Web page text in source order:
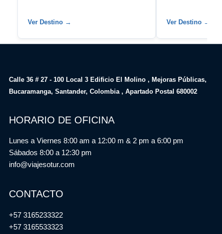
Ver Destino → Ver Destino →
Calle 36 # 27 - 100 Local 3 Edificio El Molino , Mejoras Públicas,
Bucaramanga, Santander, Colombia , Apartado Postal 680002
HORARIO DE OFICINA
Lunes a Viernes 8:00 am a 12:00 m & 2 pm a 6:00 pm
Sábados 8:00 a 12:30 pm
info@viajesotur.com
CONTACTO
+57 3165233322
+57 3165533323